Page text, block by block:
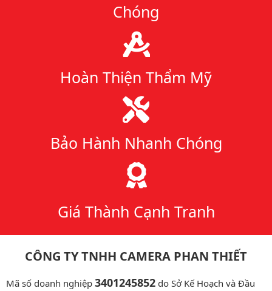
Chóng
Hoàn Thiện Thẩm Mỹ
Bảo Hành Nhanh Chóng
Giá Thành Cạnh Tranh
CÔNG TY TNHH CAMERA PHAN THIẾT
Mã số doanh nghiệp 3401245852 do Sở Kế Hoạch và Đầu